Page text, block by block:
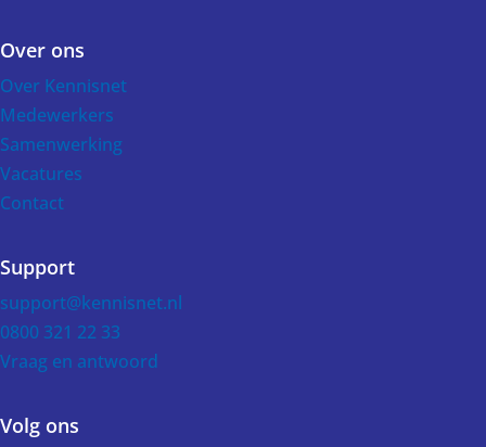
Over ons
Over Kennisnet
Medewerkers
Samenwerking
Vacatures
Contact
Support
support@kennisnet.nl
0800 321 22 33
Vraag en antwoord
Volg ons